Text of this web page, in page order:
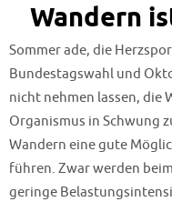
Wandern
Sommer ade, die
Bundestagswahl und
nicht nehmen lassen, die
Organismus in Schwung
Wandern eine gute
führen. Zwar werden
geringe